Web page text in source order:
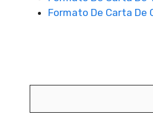
Formato De Carta De